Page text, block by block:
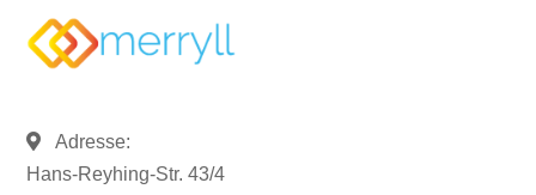
Adresse:
Hans-Reyhing-Str. 43/4